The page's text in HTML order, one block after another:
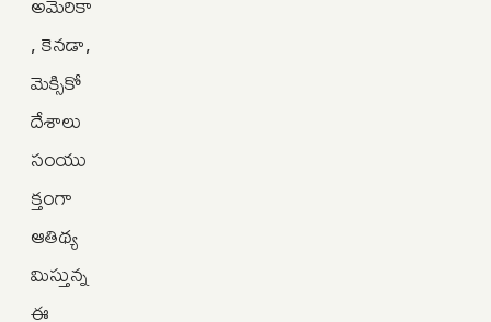
, కెనడా,
మెక్సికో
దేశాలు
సంయు
క్తంగా
ఆతిథ్య
మిస్తున్న
ఈ